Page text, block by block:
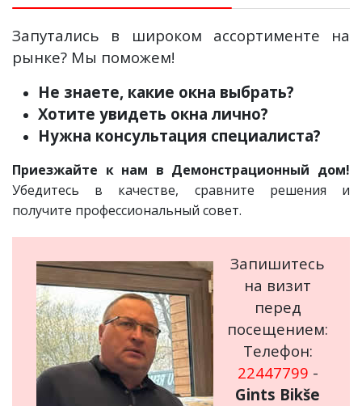
Запутались в широком ассортименте на
рынке? Мы поможем!
Не знаете, какие окна выбрать?
Хотите увидеть окна лично?
Нужна консультация специалиста?
Приезжайте к нам в Демонстрационный дом!
Убедитесь в качестве, сравните решения и
получите профессиональный совет.
Запишитесь
на визит
перед
посещением:
Телефон:
22447799 -
Gints Bikše